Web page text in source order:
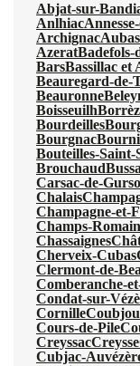
Abjat-sur-
Anlhiac
ArchignacAubas
AzeratBadefols-
BarsBassillac et
Beauregard-de-
Beauronne
Boisseuilh
Bourdeilles
Bourgnac
Bouteilles-Saint-
Brouchaud
Carsac-de-
Chalais
Champagne-et-
Champs-Romain
Chassaignes
Cherveix-Cubas
Clermont-de-
Comberanche-
Condat-sur-
Cornille
Cours-de-Pile
CreyssacCreysse
Cubjac-